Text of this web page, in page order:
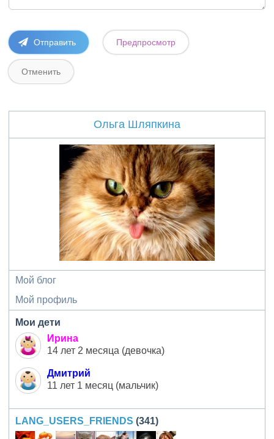
Ольга Шляпкина
Мой блог
Мой профиль
Мои дети
Ирина
14 лет 2 месяца (девочка)
Дмитрий
11 лет 1 месяц (мальчик)
LANG_USERS_FRIENDS (341)